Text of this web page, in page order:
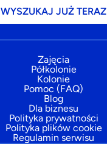
WYSZUKAJ JUŻ TERAZ
Zajęcia
Półkolonie
Kolonie
Pomoc (FAQ)
Blog
Dla biznesu
Polityka prywatności
Polityka plików cookie
Regulamin serwisu